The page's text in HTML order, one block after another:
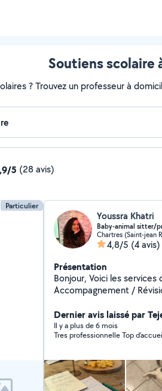
Soutiens scolaire
? Trouvez un professeur à
5 (28 avis)
Particulier
Youssra Khatri
Baby-animal sitter/
4,8/5 (4 avis)
Présentation
Bonjour, Voici les services
Accompagnement /
animaux, chat ou chien - Garde d'enfants - Ménage et
repassage Pour information, je suis titulaire d'un bac +6
N'hésitez pas à me
Dernier avis laissé par
Il y a plus de 6 mois
Tres professionnelle Top